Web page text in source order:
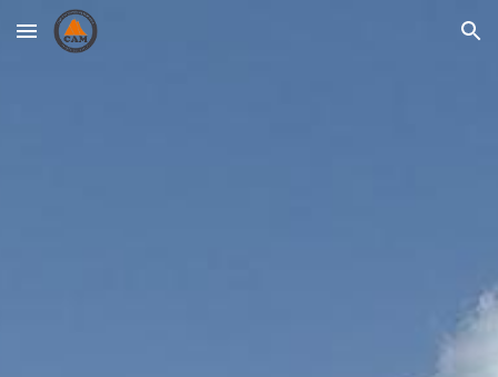
Skip to main content Skip to navigation